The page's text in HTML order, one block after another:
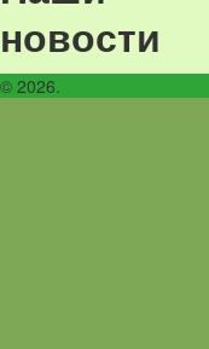
новости
© 2026.